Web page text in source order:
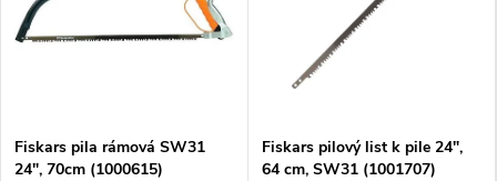
Fiskars pila rámová SW31
24", 70cm (1000615)
Fiskars pilový list k pile 24",
64 cm, SW31 (1001707)